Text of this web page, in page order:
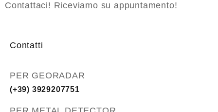
Contattaci! Riceviamo su appuntamento!
Contatti
PER GEORADAR
(+39) 3929207751